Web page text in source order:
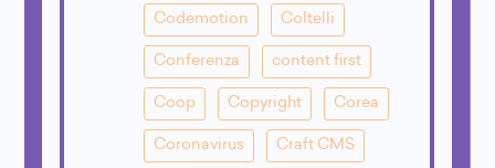
Codemotion Coltelli
Conferenza content first
Coop Copyright Corea
Coronavirus Craft CMS